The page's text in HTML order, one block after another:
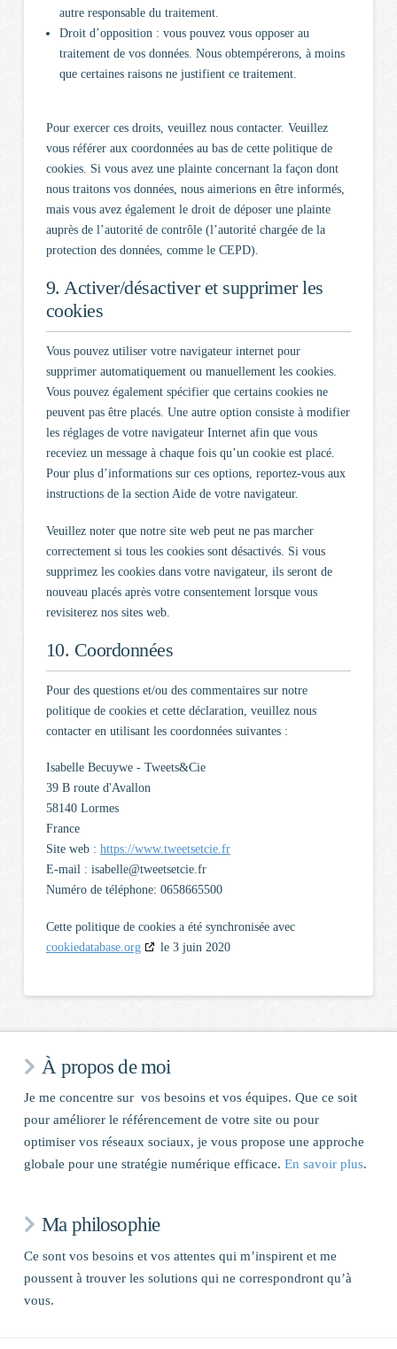
autre responsable du traitement.
Droit d’opposition : vous pouvez vous opposer au
traitement de vos données. Nous obtempérerons, à moins
que certaines raisons ne justifient ce traitement.
Pour exercer ces droits, veuillez nous contacter. Veuillez
vous référer aux coordonnées au bas de cette politique de
cookies. Si vous avez une plainte concernant la façon dont
nous traitons vos données, nous aimerions en être informés,
mais vous avez également le droit de déposer une plainte
auprès de l’autorité de contrôle (l’autorité chargée de la
protection des données, comme le CEPD).
9. Activer/désactiver et supprimer les
cookies
Vous pouvez utiliser votre navigateur internet pour
supprimer automatiquement ou manuellement les cookies.
Vous pouvez également spécifier que certains cookies ne
peuvent pas être placés. Une autre option consiste à modifier
les réglages de votre navigateur Internet afin que vous
receviez un message à chaque fois qu’un cookie est placé.
Pour plus d’informations sur ces options, reportez-vous aux
instructions de la section Aide de votre navigateur.
Veuillez noter que notre site web peut ne pas marcher
correctement si tous les cookies sont désactivés. Si vous
supprimez les cookies dans votre navigateur, ils seront de
nouveau placés après votre consentement lorsque vous
revisiterez nos sites web.
10. Coordonnées
Pour des questions et/ou des commentaires sur notre
politique de cookies et cette déclaration, veuillez nous
contacter en utilisant les coordonnées suivantes :
Isabelle Becuywe - Tweets&Cie
39 B route d'Avallon
58140 Lormes
France
Site web : https://www.tweetsetcie.fr
E-mail : rf.eictesteewt@ellebasi
Numéro de téléphone: 0658665500
Cette politique de cookies a été synchronisée avec
cookiedatabase.org
le 3 juin 2020
À propos de moi
Je me concentre sur vos besoins et vos équipes. Que ce soit
pour améliorer le référencement de votre site ou pour
optimiser vos réseaux sociaux, je vous propose une approche
globale pour une stratégie numérique efficace. En savoir plus.
Ma philosophie
Ce sont vos besoins et vos attentes qui m’inspirent et me
poussent à trouver les solutions qui ne correspondront qu’à
vous.